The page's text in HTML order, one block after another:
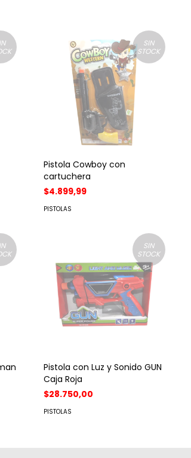
SIN
STOCK
Pistola Cowboy con
cartuchera
$4.899,99
PISTOLAS
SIN
STOCK
Pistola con Luz y Sonido GUN
Caja Roja
$28.750,00
PISTOLAS